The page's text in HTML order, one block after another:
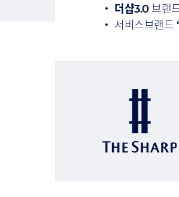
더샵3.0브랜
서비스브랜드